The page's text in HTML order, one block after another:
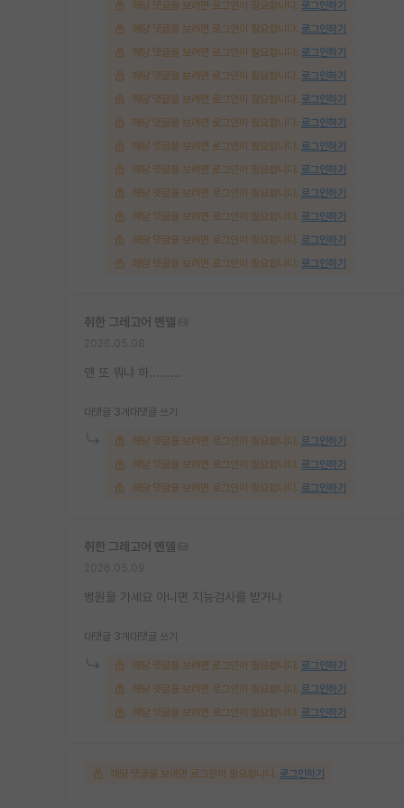
해당 댓글을 보려면 로그인이 필요합니다. 로그인하기
해당 댓글을 보려면 로그인이 필요합니다. 로그인하기
해당 댓글을 보려면 로그인이 필요합니다. 로그인하기
해당 댓글을 보려면 로그인이 필요합니다. 로그인하기
해당 댓글을 보려면 로그인이 필요합니다. 로그인하기
해당 댓글을 보려면 로그인이 필요합니다. 로그인하기
해당 댓글을 보려면 로그인이 필요합니다. 로그인하기
해당 댓글을 보려면 로그인이 필요합니다. 로그인하기
해당 댓글을 보려면 로그인이 필요합니다. 로그인하기
해당 댓글을 보려면 로그인이 필요합니다. 로그인하기
해당 댓글을 보려면 로그인이 필요합니다. 로그인하기
해당 댓글을 보려면 로그인이 필요합니다. 로그인하기
취한 그레고어 멘델
얜 또 뭐냐 하.........
대댓글 3개 대댓글 쓰기
해당 댓글을 보려면 로그인이 필요합니다. 로그인하기
해당 댓글을 보려면 로그인이 필요합니다. 로그인하기
해당 댓글을 보려면 로그인이 필요합니다. 로그인하기
취한 그레고어 멘델
병원을 가세요 아니면 지능검사를 받거나
대댓글 3개 대댓글 쓰기
해당 댓글을 보려면 로그인이 필요합니다. 로그인하기
해당 댓글을 보려면 로그인이 필요합니다. 로그인하기
해당 댓글을 보려면 로그인이 필요합니다. 로그인하기
해당 댓글을 보려면 로그인이 필요합니다. 로그인하기